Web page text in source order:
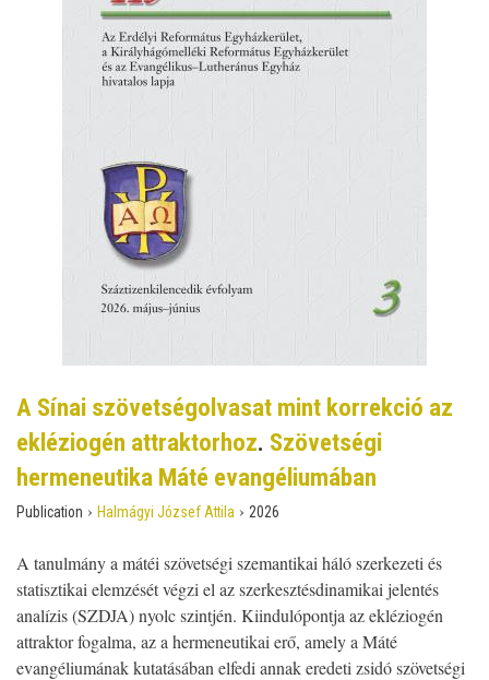
A Sínai szövetségolvasat mint korrekció az
ekléziogén attraktorhoz. Szövetségi
hermeneutika Máté evangéliumában
Publication › Halmágyi József Attila › 2026
A tanulmány a mátéi szövetségi szemantikai háló szerkezeti és
statisztikai elemzését végzi el az szerkesztésdinamikai jelentés
analízis (SZDJA) nyolc szintjén. Kiindulópontja az ekléziogén
attraktor fogalma, az a hermeneutikai erő, amely a Máté
evangéliumának kutatásában elfedi annak eredeti zsidó szövetségi